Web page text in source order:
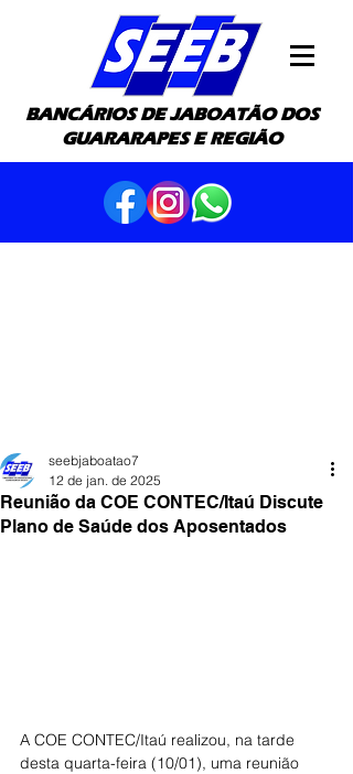
BANCÁRIOS DE JABOATÃO DOS
GUARARAPES E REGIÃO
Reunião da COE CONTEC/Itaú Discute
Plano de Saúde dos Aposentados
seebjaboatao7
12 de jan. de 2025
A COE CONTEC/Itaú realizou, na tarde
desta quarta-feira (10/01), uma reunião